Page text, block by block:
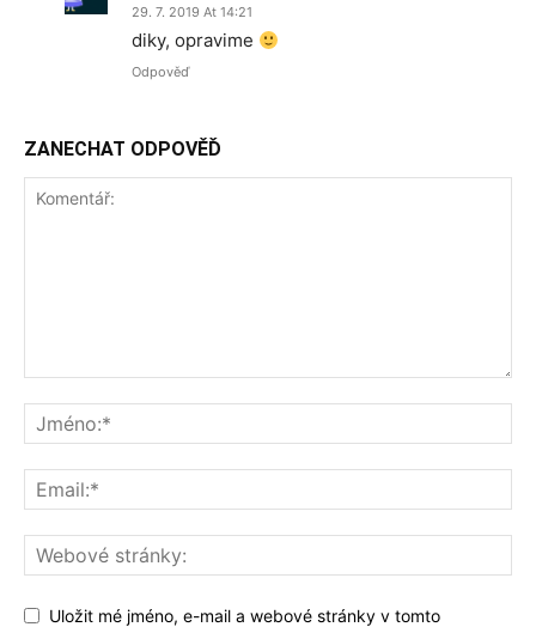
29. 7. 2019 At 14:21
diky, opravime
Odpověď
ZANECHAT ODPOVĚĎ
Uložit mé jméno, e-mail a webové stránky v tomto